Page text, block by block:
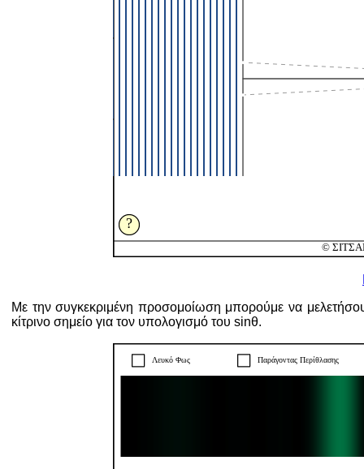
Με την συγκεκριμένη προσομοίωση μπορούμε να
κίτρινο σημείο για τον υπολογισμό του sinθ.